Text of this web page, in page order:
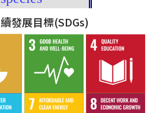
發展目標(SDGs)